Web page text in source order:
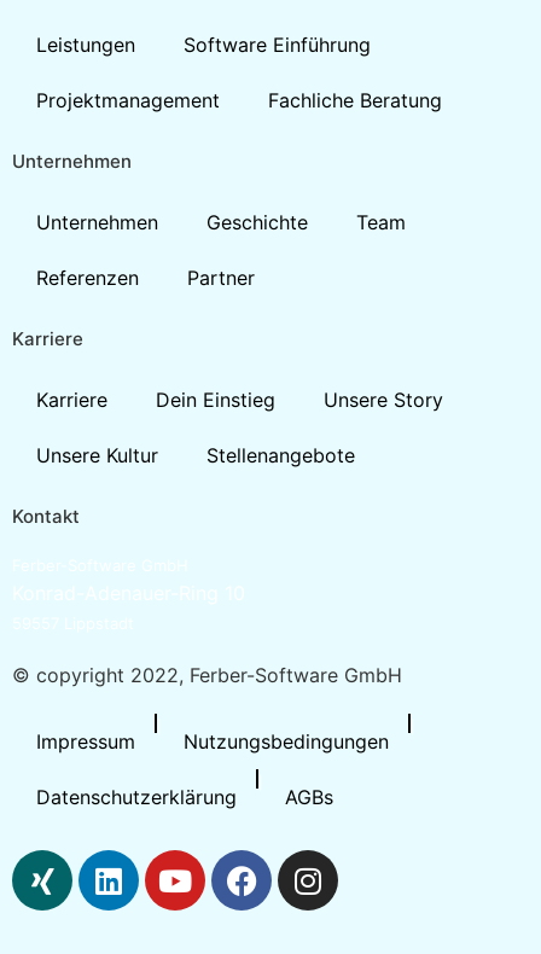
Leistungen Software Einführung
Projektmanagement Fachliche Beratung
Unternehmen
Unternehmen Geschichte Team
Referenzen Partner
Karriere
Karriere Dein Einstieg Unsere Story
Unsere Kultur Stellenangebote
Kontakt
© copyright 2022, Ferber-Software GmbH
Impressum Nutzungsbedingungen
Datenschutzerklärung AGBs